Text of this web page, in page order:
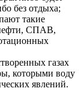
без отдыха;
такие
СПАВ,
газах
которыми воду
явлений.